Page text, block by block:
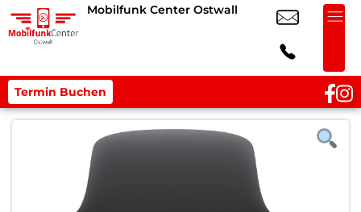
Mobilfunk Center Ostwall
Termin Buchen